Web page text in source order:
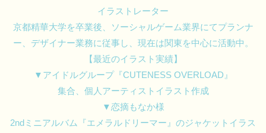
イラストレーター
京都精華大学を卒業後、ソーシャルゲーム業界にてプランナ
ー、デザイナー業務に従事し、現在は関東を中心に活動中。
【最近のイラスト実績】
▼アイドルグループ『CUTENESS OVERLOAD』
集合、個人アーティストイラスト作成
▼恋摘もなか様
2ndミニアルバム『エメラルドリーマー』のジャケットイラス